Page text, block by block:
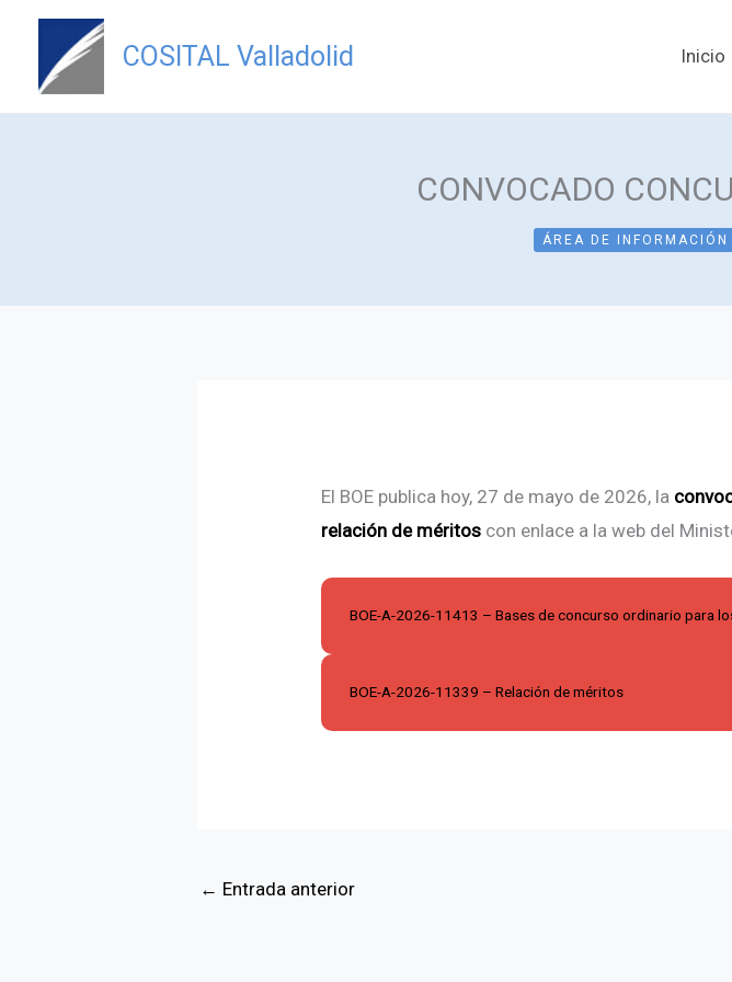
contenido
COSITAL Valladolid Inicio
CONVOCADO
ÁREA DE INFORMACIÓN
El BOE publica hoy, 27 de mayo de 2026, la
relación de méritos con enlace a la web del
BOE-A-2026-11413 – Bases de concurso ordinario para
BOE-A-2026-11339 – Relación de méritos
← Entrada anterior